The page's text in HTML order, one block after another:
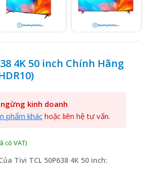
4K 50 inch Chính Hãng
kinh doanh
phẩm kháchoặc liên hệ tư vấn.
Tivi TCL 50P638 4K 50 inch: